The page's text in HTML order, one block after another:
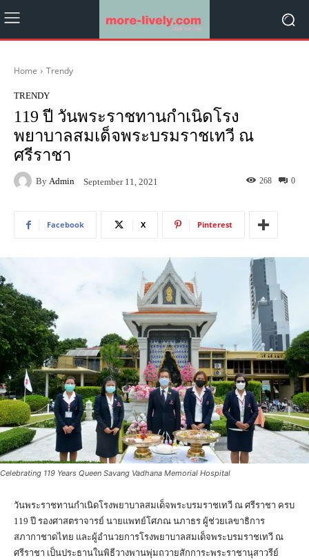
Home Trendy
TRENDY
119 ปี วันพระราชทานกำเนิดโรง
พยาบาลสมเด็จพระบรมราชเทวี ณ
ศรีราชา
By Admin September 11, 2021 0
268
Facebook X Pinterest
Celebrating 119 Years Queen Savang Vadhana Memorial Hospital
วันพระราชทานกำเนิดโรงพยาบาลสมเด็จพระบรมราชเทวี ณ ศรีราชา ครบ
119 ปี รองศาสตราจารย์ นายแพทย์โศภณ นภาธร ผู้ช่วยเลขาธิการ
สภากาชาดไทย และผู้อำนวยการโรงพยาบาลสมเด็จพระบรมราชเทวี ณ
ศรีราชา เป็นประธานในพิธีวางพานพุ่มถวายสักการะพระราชานุสาวรีย์